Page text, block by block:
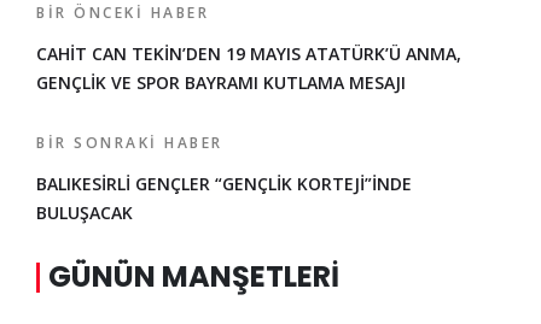
BIR ÖNCEKI HABER
CAHİT CAN TEKİN’DEN 19 MAYIS ATATÜRK’Ü ANMA,
GENÇLİK VE SPOR BAYRAMI KUTLAMA MESAJI
BIR SONRAKI HABER
BALIKESİRLİ GENÇLER “GENÇLİK KORTEJİ”İNDE
BULUŞACAK
GÜNÜN MANŞETLERI